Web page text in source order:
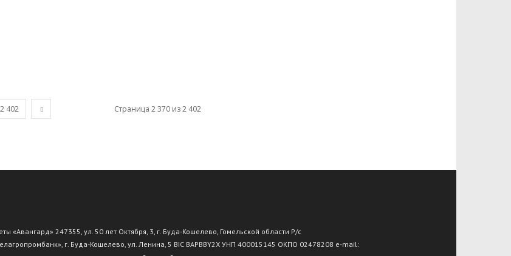
2 402 Страница 2 370 из 2 402
«Авангард» 247355, ул. 50 лет Октября, 3, г. Буда-Кошелево, Гомельской области Р/с
г. Буда-Кошелево, ул. Ленина, 5 BIC BAPBBY2X УНП 400015145 ОКПО 02478208 e-mail: